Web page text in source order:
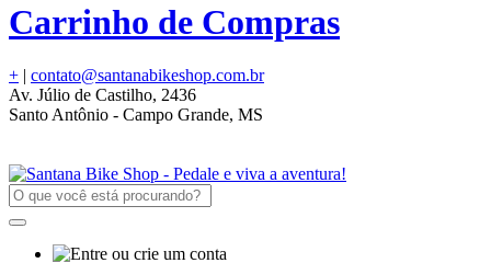
Carrinho de Compras
+ | contato@santanabikeshop.com.br
Av. Júlio de Castilho, 2436
Santo Antônio - Campo Grande, MS